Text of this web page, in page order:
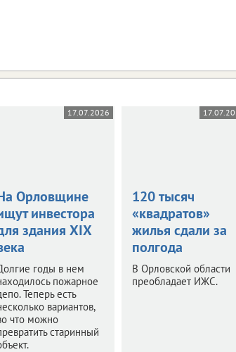
17.07.2026
Орловщине
инвестора
здания XIX
годы в нем
пожарное
Теперь есть
вариантов,
что можно
старинный
120 тысяч
«квадратов»
жилья сдали за
полгода
В Орловской области
преобладает ИЖС.